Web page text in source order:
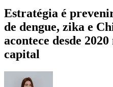
Estratégia é
de dengue, zika e
acontece desde
capital